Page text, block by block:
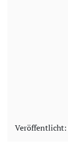
Veröffentlicht: